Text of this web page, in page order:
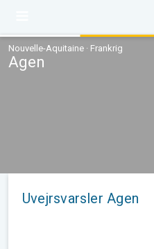
Nouvelle-Aquitaine · Frankrig
Agen
Uvejrsvarsler Agen